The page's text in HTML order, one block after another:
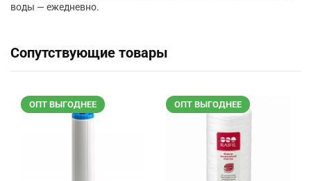
воды — ежедневно.
Сопутствующие товары
ОПТ ВЫГОДНЕЕ ОПТ ВЫГОДНЕЕ